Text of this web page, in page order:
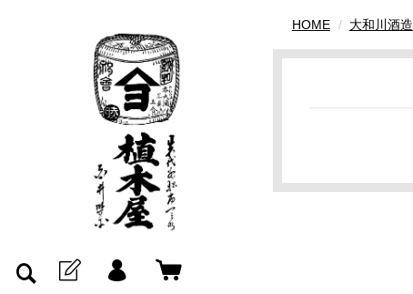
HOME 大和川酒造